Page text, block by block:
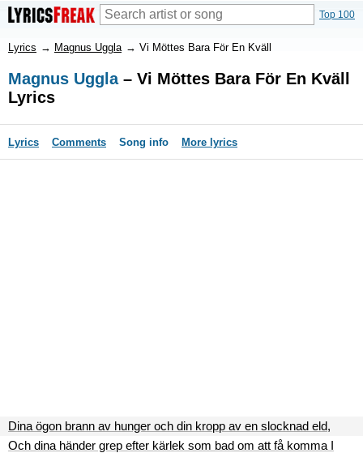
Top 100
Lyrics → Magnus Uggla → Vi Möttes Bara För En Kväll
Magnus Uggla– Vi Möttes Bara För En Kväll
Lyrics
Lyrics Comments Song info More lyrics
Dina ögon brann av hunger och din kropp av en slocknad eld,
Och dina händer grep efter kärlek som bad om att få komma I